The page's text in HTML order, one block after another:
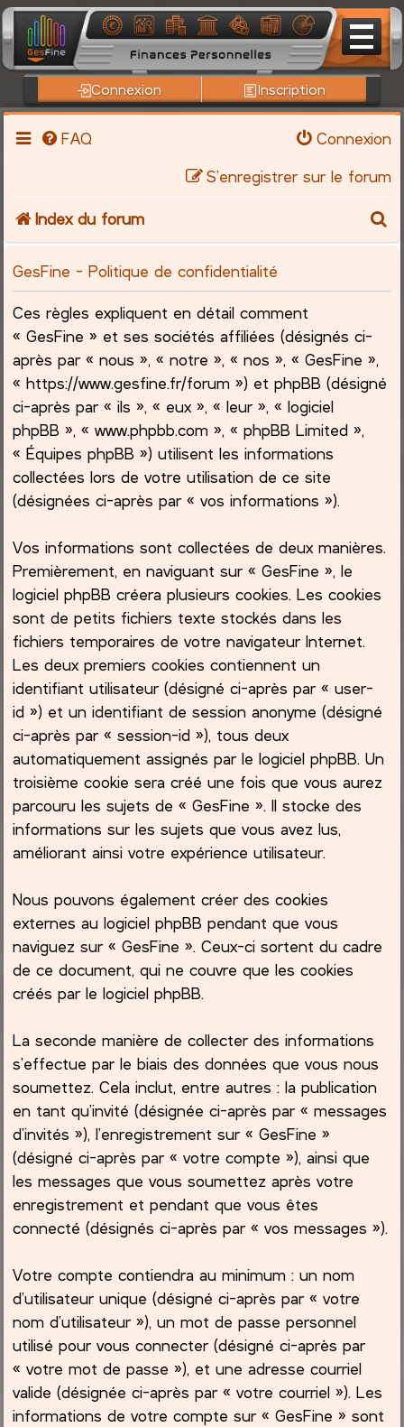
Connexion Inscription
FAQ
Connexion
S’enregistrer sur le forum
Index du forum
c
GesFine - Politique de confidentialité
Ces règles expliquent en détail comment
« GesFine » et ses sociétés affiliées (désignés ci-
après par « nous », « notre », « nos », « GesFine »,
« https://www.gesfine.fr/forum ») et phpBB (désigné
ci-après par « ils », « eux », « leur », « logiciel
phpBB », « www.phpbb.com », « phpBB Limited »,
« Équipes phpBB ») utilisent les informations
collectées lors de votre utilisation de ce site
(désignées ci-après par « vos informations »).
Vos informations sont collectées de deux manières.
Premièrement, en naviguant sur « GesFine », le
logiciel phpBB créera plusieurs cookies. Les cookies
sont de petits fichiers texte stockés dans les
fichiers temporaires de votre navigateur Internet.
Les deux premiers cookies contiennent un
identifiant utilisateur (désigné ci-après par « user-
id ») et un identifiant de session anonyme (désigné
ci-après par « session-id »), tous deux
automatiquement assignés par le logiciel phpBB. Un
troisième cookie sera créé une fois que vous aurez
parcouru les sujets de « GesFine ». Il stocke des
informations sur les sujets que vous avez lus,
améliorant ainsi votre expérience utilisateur.
Nous pouvons également créer des cookies
externes au logiciel phpBB pendant que vous
naviguez sur « GesFine ». Ceux-ci sortent du cadre
de ce document, qui ne couvre que les cookies
créés par le logiciel phpBB.
La seconde manière de collecter des informations
s’effectue par le biais des données que vous nous
soumettez. Cela inclut, entre autres : la publication
en tant qu’invité (désignée ci-après par « messages
d’invités »), l’enregistrement sur « GesFine »
(désigné ci-après par « votre compte »), ainsi que
les messages que vous soumettez après votre
enregistrement et pendant que vous êtes
connecté (désignés ci-après par « vos messages »).
Votre compte contiendra au minimum : un nom
d’utilisateur unique (désigné ci-après par « votre
nom d’utilisateur »), un mot de passe personnel
utilisé pour vous connecter (désigné ci-après par
« votre mot de passe »), et une adresse courriel
valide (désignée ci-après par « votre courriel »). Les
informations de votre compte sur « GesFine » sont